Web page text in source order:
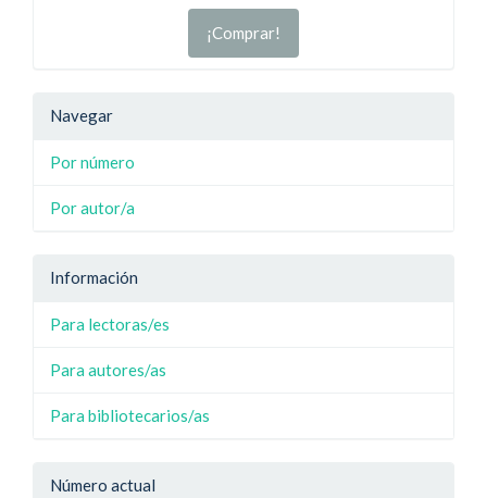
¡Comprar!
Navegar
Por número
Por autor/a
Información
Para lectoras/es
Para autores/as
Para bibliotecarios/as
Número actual